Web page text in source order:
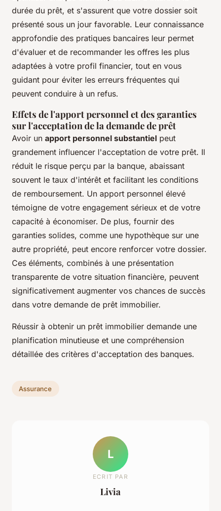
durée du prêt, et s'assurent que votre dossier soit
présenté sous un jour favorable. Leur connaissance
approfondie des pratiques bancaires leur permet
d'évaluer et de recommander les offres les plus
adaptées à votre profil financier, tout en vous
guidant pour éviter les erreurs fréquentes qui
peuvent conduire à un refus.
Effets de l'apport personnel et des garanties
sur l'acceptation de la demande de prêt
Avoir un apport personnel substantiel peut
grandement influencer l'acceptation de votre prêt. Il
réduit le risque perçu par la banque, abaissant
souvent le taux d'intérêt et facilitant les conditions
de remboursement. Un apport personnel élevé
témoigne de votre engagement sérieux et de votre
capacité à économiser. De plus, fournir des
garanties solides, comme une hypothèque sur une
autre propriété, peut encore renforcer votre dossier.
Ces éléments, combinés à une présentation
transparente de votre situation financière, peuvent
significativement augmenter vos chances de succès
dans votre demande de prêt immobilier.
Réussir à obtenir un prêt immobilier demande une
planification minutieuse et une compréhension
détaillée des critères d'acceptation des banques.
Assurance
L
ECRIT PAR
Livia